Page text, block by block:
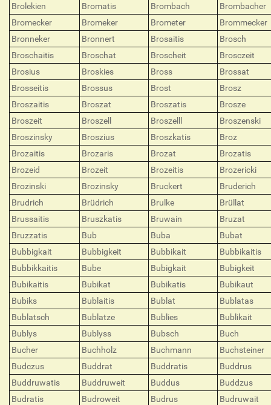
Brolekien
Bromatis Brombach
Brombacher
Bromecker
Bromeker Brometer
Brommecker
Bronneker
Bronnert Brosaitis
Brosch
Broschaitis
Broschat Broscheit
Brosczeit
Brosius
Broskies Bross
Brossat
Brosseitis
Brossus Brost
Brosz
Broszaitis
Broszat Broszatis
Brosze
Broszeit
Broszell Broszelll
Broszenski
Broszinsky
Broszius Broszkatis
Broz
Brozaitis
Brozaris Brozat
Brozatis
Brozeid
Brozeit Brozeitis
Brozericki
Brozinski
Brozinsky Bruckert
Bruderich
Brudrich
Brüdrich Brulke
Brüllat
Brussaitis
Bruszkatis Bruwain
Bruzat
Bruzzatis
Bub Buba
Bubat
Bubbigkait
Bubbigkeit Bubbikait
Bubbikaitis
Bubbikkaitis
Bube Bubigkait
Bubigkeit
Bubikaitis
Bubikat Bubikatis
Bubikaut
Bubiks
Bublaitis Bublat
Bublatas
Bublatsch
Bublatze Bublies
Bublikait
Bublys
Bublyss Bubsch
Buch
Bucher
Buchholz Buchmann
Buchsteiner
Budczus
Buddrat Buddratis
Buddrus
Buddruwatis
Buddruweit Buddus
Buddzus
Budratis
Budroweit Budrus
Budruwait